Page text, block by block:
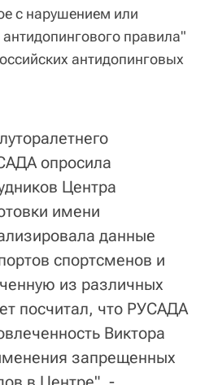
с нарушением или
правила"
антидопинговых
опросила
Центра
имени
данные
спортсменов и
из различных
посчитал, что РУСАДА
Виктора
запрещенных